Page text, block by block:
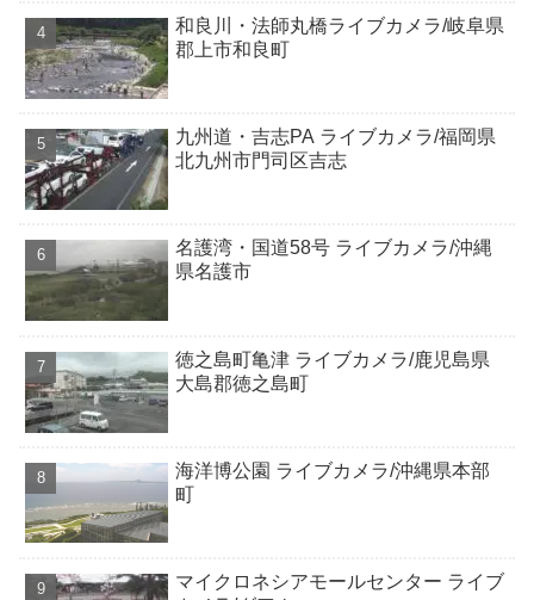
和良川・法師丸橋ライブカメラ/岐阜県
郡上市和良町
九州道・吉志PA ライブカメラ/福岡県
北九州市門司区吉志
名護湾・国道58号 ライブカメラ/沖縄
県名護市
徳之島町亀津 ライブカメラ/鹿児島県
大島郡徳之島町
海洋博公園 ライブカメラ/沖縄県本部
町
マイクロネシアモールセンター ライブ